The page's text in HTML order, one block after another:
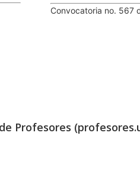
Convocatoria no. 567
Profesores